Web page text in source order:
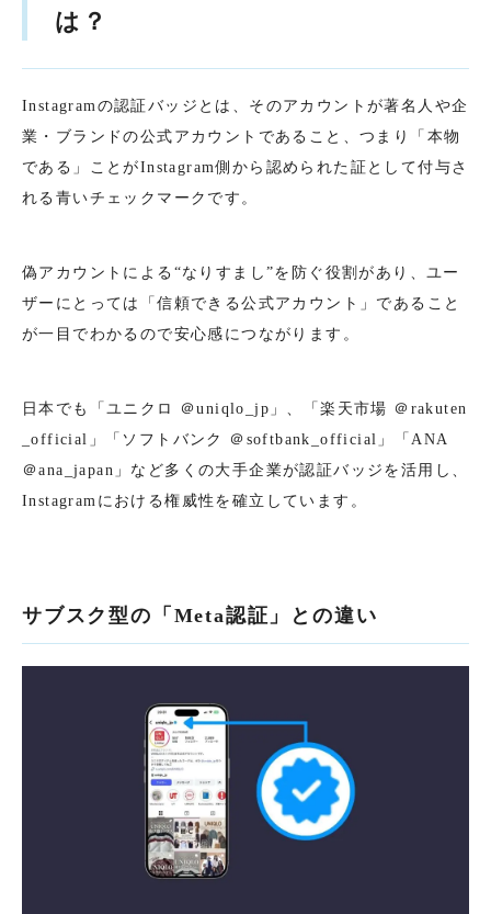
は？
Instagramの認証バッジとは、そのアカウントが著名人や企
業・ブランドの公式アカウントであること、つまり「本物
である」ことがInstagram側から認められた証として付与さ
れる青いチェックマークです。
偽アカウントによる“なりすまし”を防ぐ役割があり、ユー
ザーにとっては「信頼できる公式アカウント」であること
が一目でわかるので安心感につながります。
日本でも「ユニクロ ＠uniqlo_jp」、「楽天市場 ＠rakuten
_official」「ソフトバンク ＠softbank_official」「ANA
＠ana_japan」など多くの大手企業が認証バッジを活用し、
Instagramにおける権威性を確立しています。
サブスク型の「Meta認証」との違い